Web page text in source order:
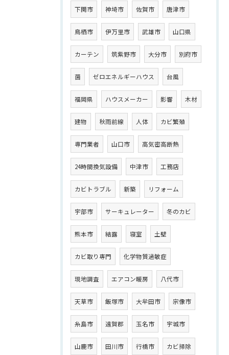
下関市 神埼市 佐賀市 唐津市
鳥栖市 伊万里市 武雄市 山口県
カーテン 筑紫野市 大分市 別府市
菌 ゼロエネルギーハウス 台風
福岡県 ハウスメーカー 影響 木材
建物 秋雨前線 人体 カビ繁殖
専門業者 山口市 高気密高断熱
24時間換気設備 中津市 工務店
カビトラブル 新築 リフォーム
宇部市 サーキュレーター 冬のカビ
熊本市 結露 寝室 土壁
カビ取り専門 化学物質過敏症
現地調査 エアコン暖房 八代市
天草市 飯塚市 大牟田市 宗像市
糸島市 遠賀郡 玉名市 宇城市
山鹿市 田川市 行橋市 カビ掃除